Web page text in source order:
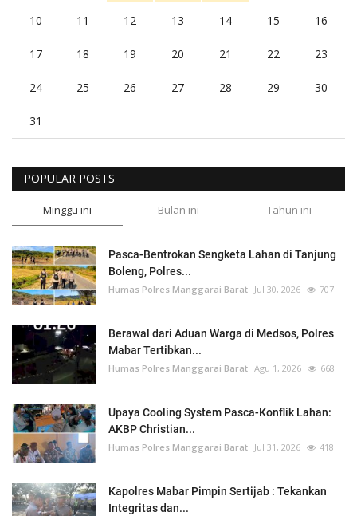
10 11 12 13 14 15 16
17 18 19 20 21 22 23
24 25 26 27 28 29 30
31
POPULAR POSTS
Minggu ini Bulan ini Tahun ini
Pasca-Bentrokan Sengketa Lahan di Tanjung
Boleng, Polres...
Humas Polres Manggarai Barat Jul 30, 2026 707
Berawal dari Aduan Warga di Medsos, Polres
Mabar Tertibkan...
Humas Polres Manggarai Barat Agu 1, 2026 668
Upaya Cooling System Pasca-Konflik Lahan:
AKBP Christian...
Humas Polres Manggarai Barat Jul 31, 2026 418
Kapolres Mabar Pimpin Sertijab : Tekankan
Integritas dan...